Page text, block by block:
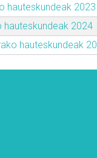
hauteskundeak 2023
hauteskundeak 2024
hauteskundeak